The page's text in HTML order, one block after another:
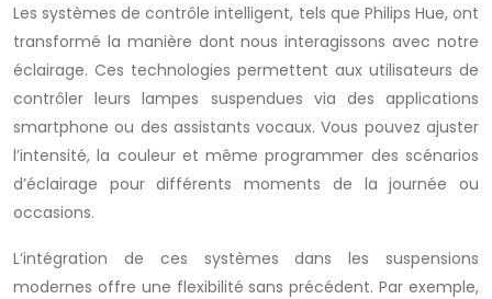
Les systèmes de contrôle intelligent, tels que Philips Hue, ont
transformé la manière dont nous interagissons avec notre
éclairage. Ces technologies permettent aux utilisateurs de
contrôler leurs lampes suspendues via des applications
smartphone ou des assistants vocaux. Vous pouvez ajuster
l’intensité, la couleur et même programmer des scénarios
d’éclairage pour différents moments de la journée ou
occasions.
L’intégration de ces systèmes dans les suspensions
modernes offre une flexibilité sans précédent. Par exemple,